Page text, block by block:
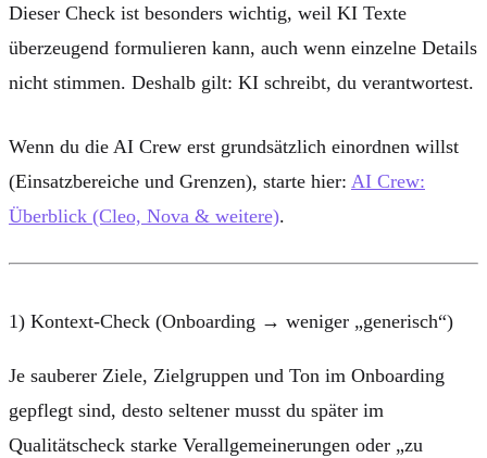
Dieser Check ist besonders wichtig, weil KI Texte
überzeugend formulieren kann, auch wenn einzelne Details
nicht stimmen. Deshalb gilt: KI schreibt, du verantwortest.
Wenn du die AI Crew erst grundsätzlich einordnen willst
(Einsatzbereiche und Grenzen), starte hier: AI Crew:
Überblick (Cleo, Nova & weitere).
1) Kontext-Check (Onboarding → weniger „generisch“)
Je sauberer Ziele, Zielgruppen und Ton im Onboarding
gepflegt sind, desto seltener musst du später im
Qualitätscheck starke Verallgemeinerungen oder „zu